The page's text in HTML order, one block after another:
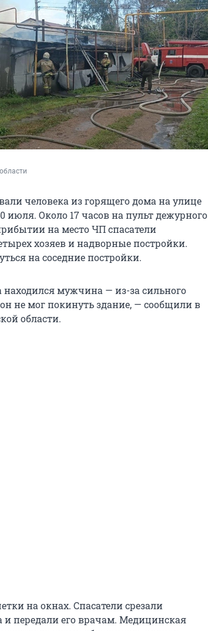
человека из горящего дома на улице
Около 17 часов на пульт дежурного
на место ЧП спасатели
хозяев и надворные постройки.
на соседние постройки.
мужчина — из-за сильного
не мог покинуть здание, — сообщили в
области.
на окнах. Спасатели срезали
и передали его врачам. Медицинская